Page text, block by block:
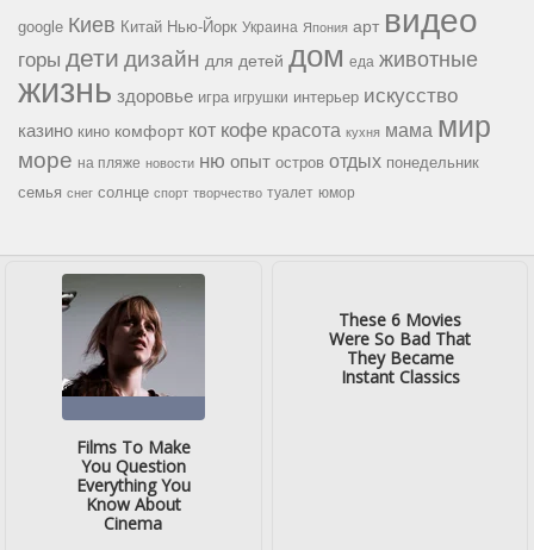
google Киев Китай Нью-Йорк Украина Япония арт видео
горы дети дизайн для детей дом еда животные
жизнь здоровье игра игрушки интерьер искусство
казино кино комфорт кот кофе красота кухня мама мир
море на пляже новости ню опыт остров отдых понедельник
семья снег солнце спорт творчество туалет юмор